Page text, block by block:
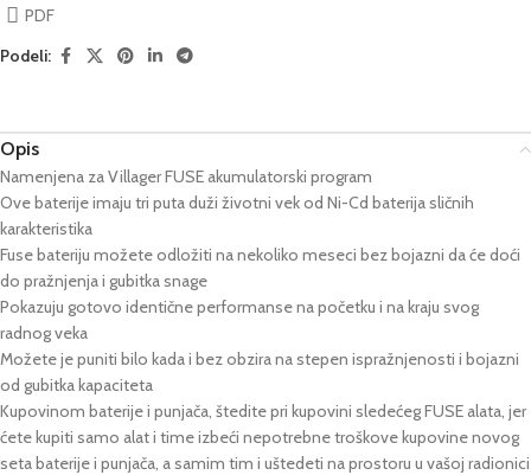
PDF
Podeli:
Opis
Namenjena za Villager FUSE akumulatorski program
Ove baterije imaju tri puta duži životni vek od Ni-Cd baterija sličnih
karakteristika
Fuse bateriju možete odložiti na nekoliko meseci bez bojazni da će doći
do pražnjenja i gubitka snage
Pokazuju gotovo identične performanse na početku i na kraju svog
radnog veka
Možete je puniti bilo kada i bez obzira na stepen ispražnjenosti i bojazni
od gubitka kapaciteta
Kupovinom baterije i punjača, štedite pri kupovini sledećeg FUSE alata, jer
ćete kupiti samo alat i time izbeći nepotrebne troškove kupovine novog
seta baterije i punjača, a samim tim i uštedeti na prostoru u vašoj radionici